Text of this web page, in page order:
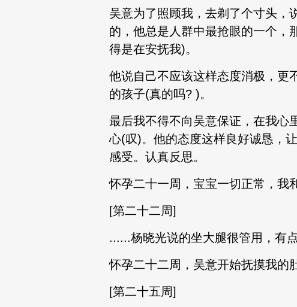
吴意为了照顾我，去剃了个寸头，
的，他总是人群中最抢眼的一个，
得是在安抚我)。
他说自己不应该这样态度消极，更
的孩子(真的吗? )。
最后我不得不向吴意保证，在我心
心(叹)。他的态度这样良好诚恳，
感受。认真反思。
怀孕二十一周，宝宝一切正常，我
[第二十二周]
......杨晓光说的坐大腿很管用，有
怀孕二十二周，吴意开始抚摸我的
[第二十五周]